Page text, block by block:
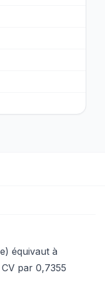
équivaut à
par 0,7355